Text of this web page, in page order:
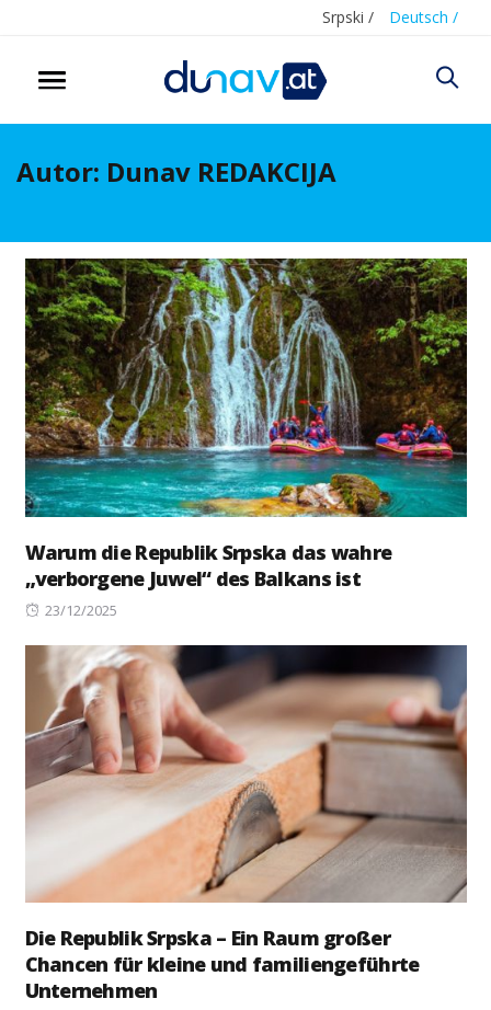
Srpski / Deutsch /
Autor: Dunav REDAKCIJA
Warum die Republik Srpska das wahre
„verborgene Juwel“ des Balkans ist
Posted
23/12/2025
Die Republik Srpska – Ein Raum großer
Chancen für kleine und familiengeführte
Unternehmen